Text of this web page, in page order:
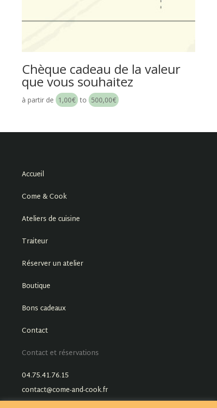
Chèque cadeau de la valeur
que vous souhaitez
à partir de 1,00€ to 500,00€
Accueil
Come & Cook
Ateliers de cuisine
Traiteur
Réserver un atelier
Boutique
Bons cadeaux
Contact
Contact et réservations
04.75.41.76.15
contact@come-and-cook.fr